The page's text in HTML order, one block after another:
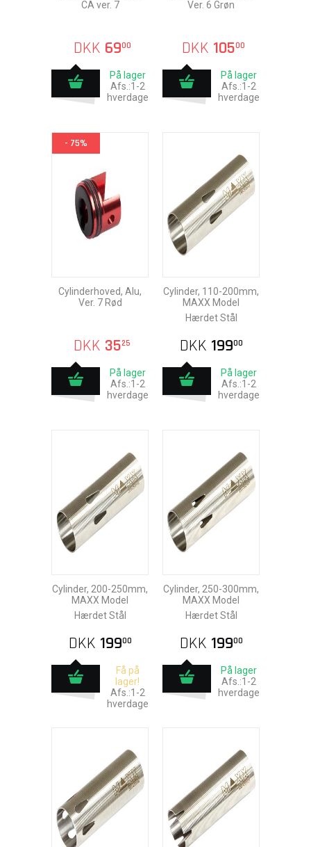
CA ver. 7
DKK 6900
På lager
Afs.:1-2
hverdage
Ver. 6 Grøn
DKK 10500
På lager
Afs.:1-2
hverdage
- 75%
Cylinderhoved, Alu,
Ver. 7 Rød
DKK 3525
På lager
Afs.:1-2
hverdage
Cylinder, 110-200mm,
MAXX Model
Hærdet Stål
DKK 19900
På lager
Afs.:1-2
hverdage
Cylinder, 200-250mm,
MAXX Model
Hærdet Stål
DKK 19900
Få på
lager!
Afs.:1-2
hverdage
Cylinder, 250-300mm,
MAXX Model
Hærdet Stål
DKK 19900
På lager
Afs.:1-2
hverdage